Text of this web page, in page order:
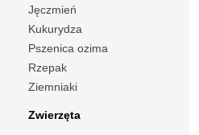
Jęczmień
Kukurydza
Pszenica ozima
Rzepak
Ziemniaki
Zwierzęta